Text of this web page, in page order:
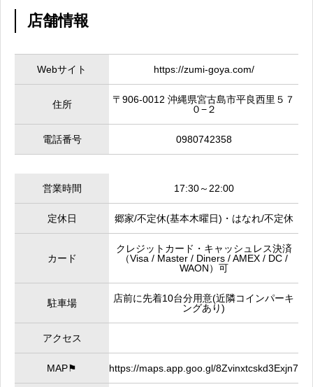
店舗情報
Webサイト https://zumi-goya.com/
住所
〒906-0012 沖縄県宮古島市平良西里５７
０−２
電話番号 0980742358
営業時間 17:30～22:00
定休日 郷家/不定休(基本木曜日)・はなれ/不定休
カード
クレジットカード・キャッシュレス決済
（Visa / Master / Diners / AMEX / DC /
WAON）可
駐車場
店前に先着10台分用意(近隣コインパーキ
ングあり)
アクセス
MAP⚑ https://maps.app.goo.gl/8Zvinxtcskd3Exjn7